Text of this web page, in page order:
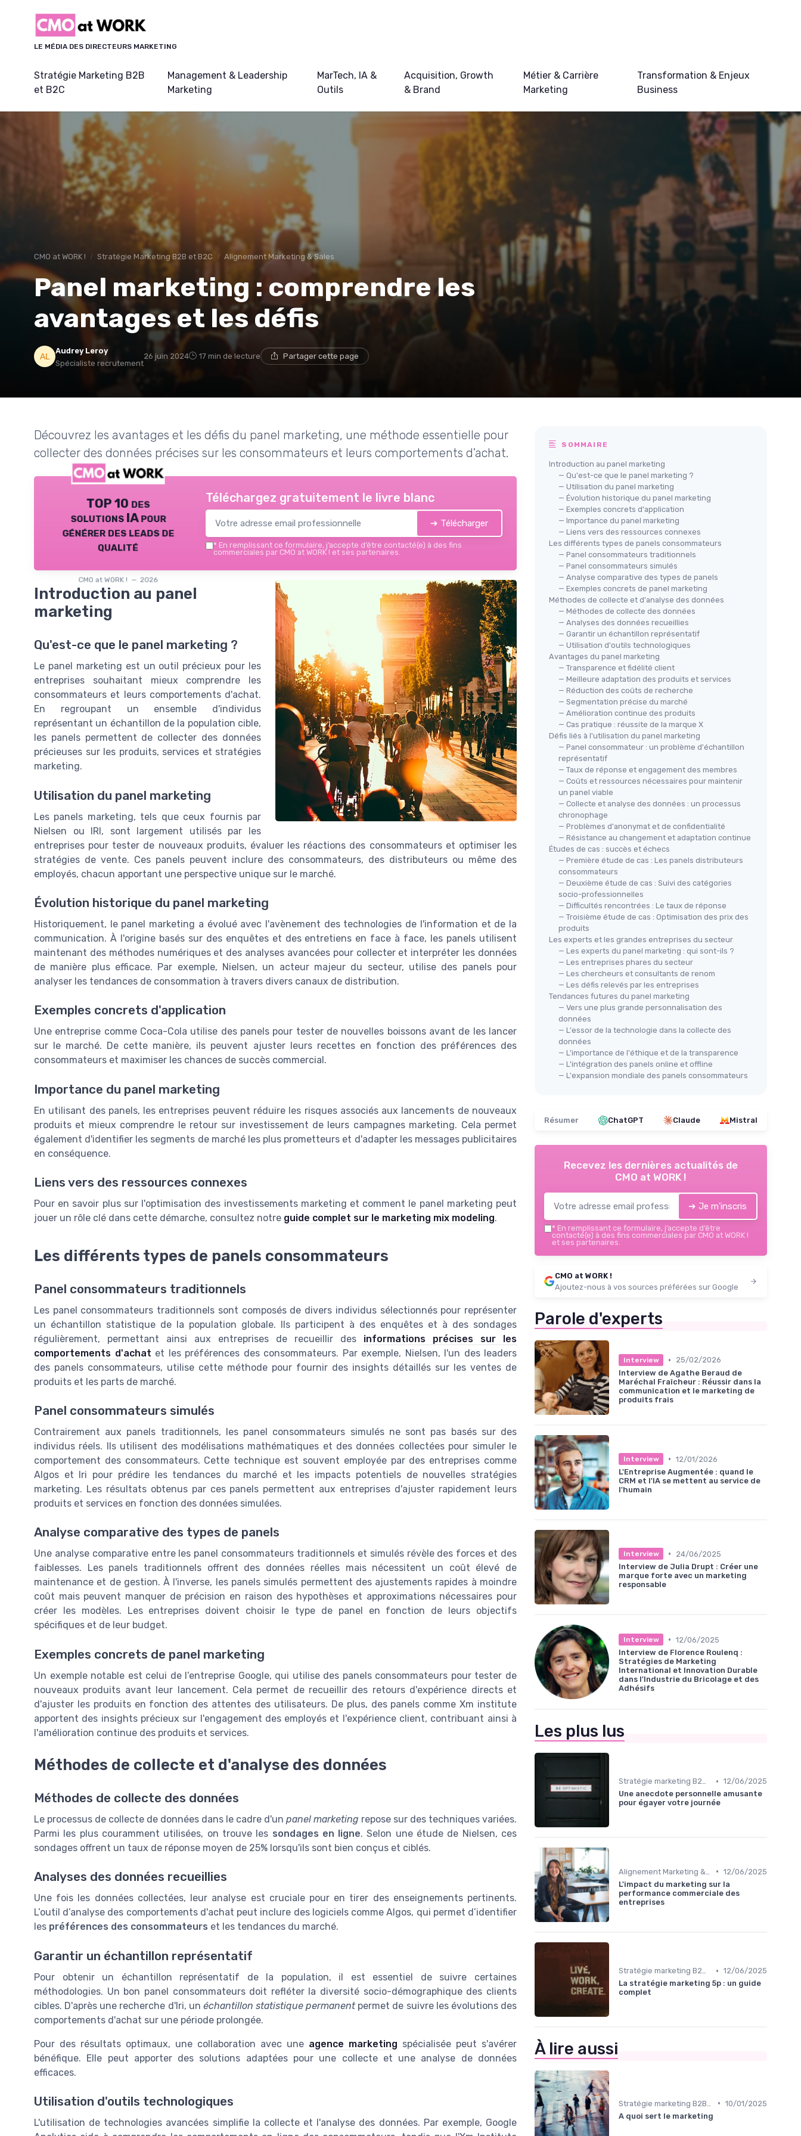
LE MÉDIA DES DIRECTEURS MARKETING
Stratégie Marketing B2B
et B2C
Management & Leadership
Marketing
MarTech, IA &
Outils
Acquisition, Growth
& Brand
Métier & Carrière
Marketing
Transformation & Enjeux
Business
CMO at WORK ! Stratégie Marketing B2B et B2C Alignement Marketing & Sales
Panel marketing : comprendre les
avantages et les défis
Audrey Leroy
Spécialiste recrutement
26 juin 2024 17 min de lecture Partager cette page
Découvrez les avantages et les défis du panel marketing, une méthode essentielle pour
collecter des données précises sur les consommateurs et leurs comportements d'achat.
TOP 10 des
solutions IA pour
générer des leads de
qualité
CMO at WORK ! — 2026
Téléchargez gratuitement le livre blanc
➔ Télécharger
* En remplissant ce formulaire, j’accepte d’être contacté(e) à des fins
commerciales par CMO at WORK ! et ses partenaires.
Introduction au panel
marketing
Qu'est-ce que le panel marketing ?
Le panel marketing est un outil précieux pour les
entreprises souhaitant mieux comprendre les
consommateurs et leurs comportements d'achat.
En regroupant un ensemble d'individus
représentant un échantillon de la population cible,
les panels permettent de collecter des données
précieuses sur les produits, services et stratégies
marketing.
Utilisation du panel marketing
Les panels marketing, tels que ceux fournis par
Nielsen ou IRI, sont largement utilisés par les
entreprises pour tester de nouveaux produits, évaluer les réactions des consommateurs et optimiser les
stratégies de vente. Ces panels peuvent inclure des consommateurs, des distributeurs ou même des
employés, chacun apportant une perspective unique sur le marché.
Évolution historique du panel marketing
Historiquement, le panel marketing a évolué avec l'avènement des technologies de l'information et de la
communication. À l'origine basés sur des enquêtes et des entretiens en face à face, les panels utilisent
maintenant des méthodes numériques et des analyses avancées pour collecter et interpréter les données
de manière plus efficace. Par exemple, Nielsen, un acteur majeur du secteur, utilise des panels pour
analyser les tendances de consommation à travers divers canaux de distribution.
Exemples concrets d'application
Une entreprise comme Coca-Cola utilise des panels pour tester de nouvelles boissons avant de les lancer
sur le marché. De cette manière, ils peuvent ajuster leurs recettes en fonction des préférences des
consommateurs et maximiser les chances de succès commercial.
Importance du panel marketing
En utilisant des panels, les entreprises peuvent réduire les risques associés aux lancements de nouveaux
produits et mieux comprendre le retour sur investissement de leurs campagnes marketing. Cela permet
également d'identifier les segments de marché les plus prometteurs et d'adapter les messages publicitaires
en conséquence.
Liens vers des ressources connexes
Pour en savoir plus sur l'optimisation des investissements marketing et comment le panel marketing peut
jouer un rôle clé dans cette démarche, consultez notre guide complet sur le marketing mix modeling.
Les différents types de panels consommateurs
Panel consommateurs traditionnels
Les panel consommateurs traditionnels sont composés de divers individus sélectionnés pour représenter
un échantillon statistique de la population globale. Ils participent à des enquêtes et à des sondages
régulièrement, permettant ainsi aux entreprises de recueillir des informations précises sur les
comportements d'achat et les préférences des consommateurs. Par exemple, Nielsen, l'un des leaders
des panels consommateurs, utilise cette méthode pour fournir des insights détaillés sur les ventes de
produits et les parts de marché.
Panel consommateurs simulés
Contrairement aux panels traditionnels, les panel consommateurs simulés ne sont pas basés sur des
individus réels. Ils utilisent des modélisations mathématiques et des données collectées pour simuler le
comportement des consommateurs. Cette technique est souvent employée par des entreprises comme
Algos et Iri pour prédire les tendances du marché et les impacts potentiels de nouvelles stratégies
marketing. Les résultats obtenus par ces panels permettent aux entreprises d'ajuster rapidement leurs
produits et services en fonction des données simulées.
Analyse comparative des types de panels
Une analyse comparative entre les panel consommateurs traditionnels et simulés révèle des forces et des
faiblesses. Les panels traditionnels offrent des données réelles mais nécessitent un coût élevé de
maintenance et de gestion. À l'inverse, les panels simulés permettent des ajustements rapides à moindre
coût mais peuvent manquer de précision en raison des hypothèses et approximations nécessaires pour
créer les modèles. Les entreprises doivent choisir le type de panel en fonction de leurs objectifs
spécifiques et de leur budget.
Exemples concrets de panel marketing
Un exemple notable est celui de l’entreprise Google, qui utilise des panels consommateurs pour tester de
nouveaux produits avant leur lancement. Cela permet de recueillir des retours d'expérience directs et
d'ajuster les produits en fonction des attentes des utilisateurs. De plus, des panels comme Xm institute
apportent des insights précieux sur l'engagement des employés et l'expérience client, contribuant ainsi à
l'amélioration continue des produits et services.
Méthodes de collecte et d'analyse des données
Méthodes de collecte des données
Le processus de collecte de données dans le cadre d'un panel marketing repose sur des techniques variées.
Parmi les plus couramment utilisées, on trouve les sondages en ligne. Selon une étude de Nielsen, ces
sondages offrent un taux de réponse moyen de 25% lorsqu'ils sont bien conçus et ciblés.
Analyses des données recueillies
Une fois les données collectées, leur analyse est cruciale pour en tirer des enseignements pertinents.
L’outil d’analyse des comportements d'achat peut inclure des logiciels comme Algos, qui permet d’identifier
les préférences des consommateurs et les tendances du marché.
Garantir un échantillon représentatif
Pour obtenir un échantillon représentatif de la population, il est essentiel de suivre certaines
méthodologies. Un bon panel consommateurs doit refléter la diversité socio-démographique des clients
cibles. D'après une recherche d'Iri, un échantillon statistique permanentpermet de suivre les évolutions des
comportements d'achat sur une période prolongée.
Pour des résultats optimaux, une collaboration avec une agence marketing spécialisée peut s'avérer
bénéfique. Elle peut apporter des solutions adaptées pour une collecte et une analyse de données
efficaces.
Utilisation d'outils technologiques
L'utilisation de technologies avancées simplifie la collecte et l'analyse des données. Par exemple, Google
SOMMAIRE
Introduction au panel marketing
— Qu'est-ce que le panel marketing ?
— Utilisation du panel marketing
— Évolution historique du panel marketing
— Exemples concrets d'application
— Importance du panel marketing
— Liens vers des ressources connexes
Les différents types de panels consommateurs
— Panel consommateurs traditionnels
— Panel consommateurs simulés
— Analyse comparative des types de panels
— Exemples concrets de panel marketing
Méthodes de collecte et d'analyse des données
— Méthodes de collecte des données
— Analyses des données recueillies
— Garantir un échantillon représentatif
— Utilisation d'outils technologiques
Avantages du panel marketing
— Transparence et fidélité client
— Meilleure adaptation des produits et services
— Réduction des coûts de recherche
— Segmentation précise du marché
— Amélioration continue des produits
— Cas pratique : réussite de la marque X
Défis liés à l'utilisation du panel marketing
— Panel consommateur : un problème d'échantillon
représentatif
— Taux de réponse et engagement des membres
— Coûts et ressources nécessaires pour maintenir
un panel viable
— Collecte et analyse des données : un processus
chronophage
— Problèmes d'anonymat et de confidentialité
— Résistance au changement et adaptation continue
Études de cas : succès et échecs
— Première étude de cas : Les panels distributeurs
consommateurs
— Deuxième étude de cas : Suivi des catégories
socio-professionnelles
— Difficultés rencontrées : Le taux de réponse
— Troisième étude de cas : Optimisation des prix des
produits
Les experts et les grandes entreprises du secteur
— Les experts du panel marketing : qui sont-ils ?
— Les entreprises phares du secteur
— Les chercheurs et consultants de renom
— Les défis relevés par les entreprises
Tendances futures du panel marketing
— Vers une plus grande personnalisation des
données
— L'essor de la technologie dans la collecte des
données
— L'importance de l'éthique et de la transparence
— L'intégration des panels online et offline
— L'expansion mondiale des panels consommateurs
Résumer ChatGPT Claude Mistral
Recevez les dernières actualités de
CMO at WORK !
➔ Je m'inscris
* En remplissant ce formulaire, j’accepte d’être
contacté(e) à des fins commerciales par CMO at WORK !
et ses partenaires.
CMO at WORK !
Ajoutez-nous à vos sources préférées sur Google
Parole d'experts
Interview •
25/02/2026
Interview de Agathe Beraud de
Maréchal Fraîcheur : Réussir dans la
communication et le marketing de
produits frais
Interview • 12/01/2026
L'Entreprise Augmentée : quand le
CRM et l'IA se mettent au service de
l'humain
Interview •
24/06/2025
Interview de Julia Drupt : Créer une
marque forte avec un marketing
responsable
Interview • 12/06/2025
Interview de Florence Roulenq :
Stratégies de Marketing
International et Innovation Durable
dans l'Industrie du Bricolage et des
Adhésifs
Les plus lus
Stratégie marketing B2B et B2C • 12/06/2025
Une anecdote personnelle amusante
pour égayer votre journée
• 12/06/2025
L'impact du marketing sur la
performance commerciale des
entreprises
Stratégie marketing B2B et B2C • 12/06/2025
La stratégie marketing 5p : un guide
complet
À lire aussi
• 10/01/2025
A quoi sert le marketing